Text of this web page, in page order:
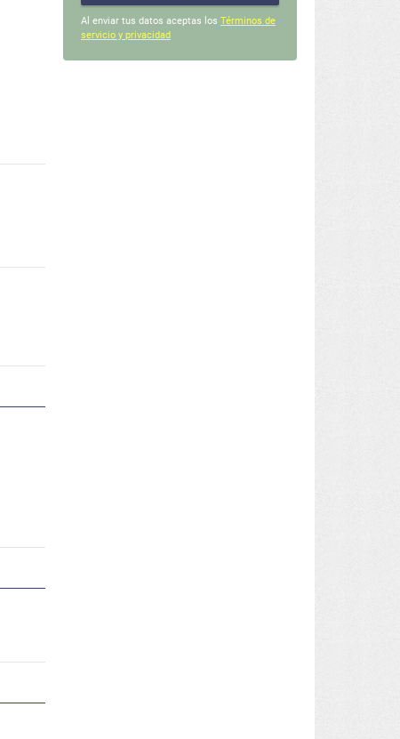
Al enviar tus datos aceptas los Términos de
servicio y privacidad